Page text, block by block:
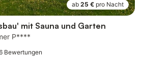
ab 25 € pro Nacht
mit Sauna und Garten
P****
Bewertungen